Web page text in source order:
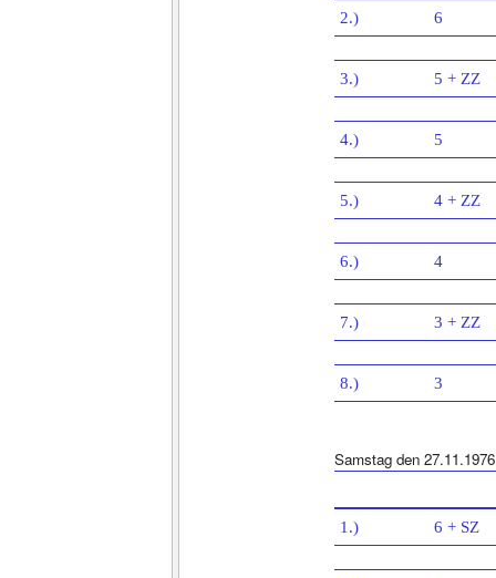
2.) 6
3.) 5 + ZZ
4.) 5
5.) 4 + ZZ
6.) 4
7.) 3 + ZZ
8.) 3
Samstag den 27.11.1976
1.) 6 + SZ